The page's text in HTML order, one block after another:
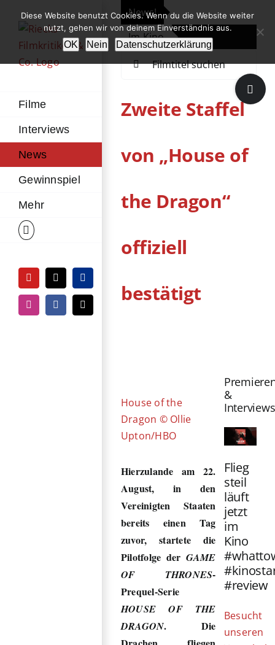
Inhalt
springen
Filme
Interviews
News
Gewinnspiel
Mehr
YouTubeTiktokPayPal
InstagramFacebook
E-
Mail
News!
Im Kino
Die
Zweite Staffel
von „House of
the Dragon“
offiziell
bestätigt
House of the
Dragon © Ollie
Upton/HBO
Hierzulande am 22.
August, in den
Vereinigten Staaten
bereits einen Tag
zuvor, startete die
Pilotfolge der GAME
OF THRONES-
Prequel-Serie
HOUSE OF THE
DRAGON. Die
&
Interviews
Flieg
steil
läuft
jetzt
im
Kino
#review
Besucht
unseren
Toggle
Sliding
Bar
Diese Website benutzt Cookies. Wenn du die Website weiter
nutzt, gehen wir von deinem Einverständnis aus.
OK Nein Datenschutzerklärung